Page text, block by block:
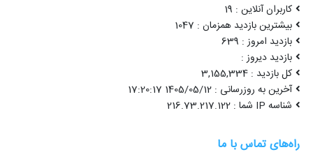
کاربران آنلاین : 19
بیشترین بازدید همزمان : 1047
بازدید امروز : 639
بازدید دیروز :
کل بازدید : 3,155,334
آخرین به روزرسانی : 1405/05/12 17:20:17
شناسه IP شما : 216.73.217.122
راه‌های تماس با ما